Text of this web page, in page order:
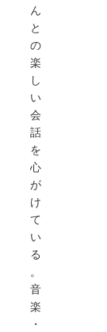
ん
と
の
楽
し
い
会
話
を
心
が
け
て
い
る
。
音
楽
・